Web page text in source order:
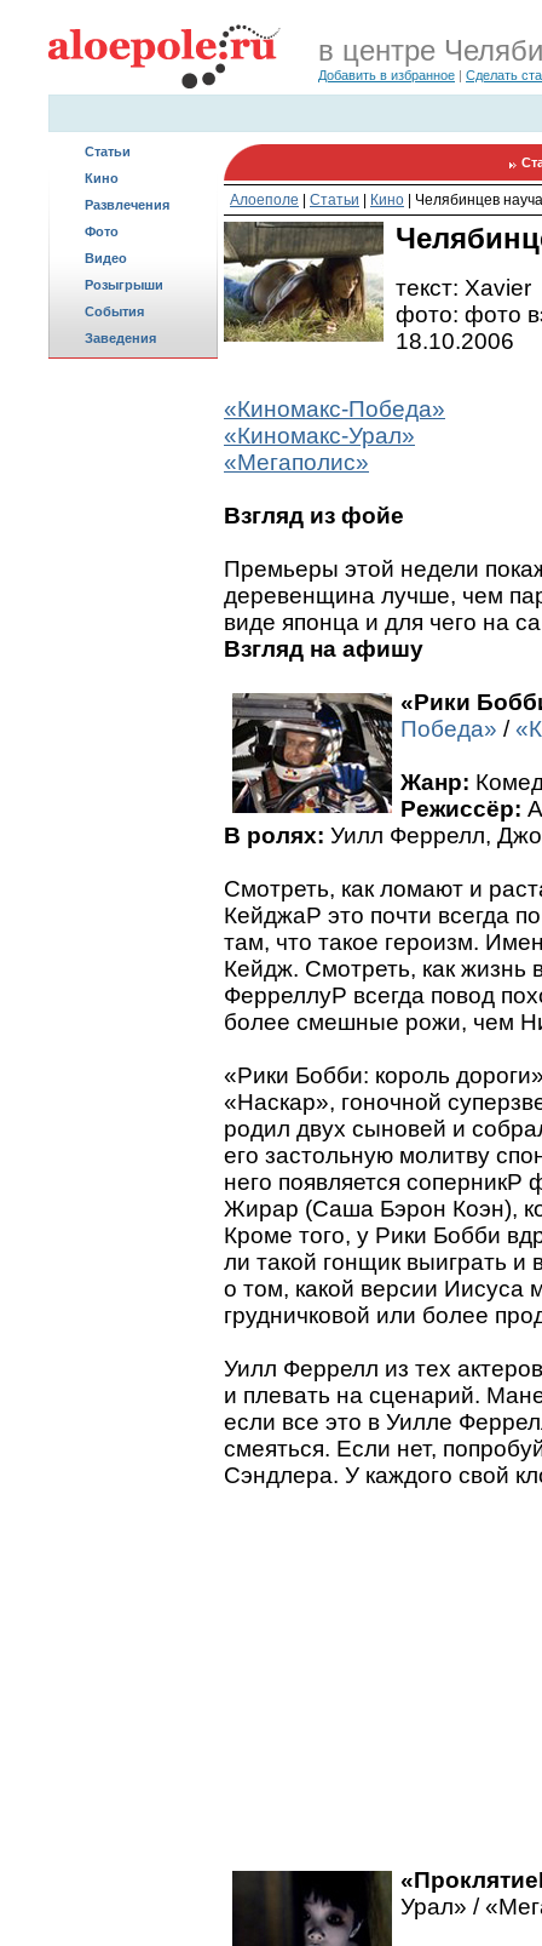
в центре
Добавить в избранное | Сделать
Статьи
Кино
Развлечения
Фото
Видео
Розыгрыши
События
Заведения
Алоеполе Статьи Кино Челябинцев
текст: Xavier
фото: фото
18.10.2006
«Киномакс-Победа»
«Киномакс-Урал»
«Мегаполис»
Взгляд из фойе
Премьеры этой недели
деревенщина лучше, чем
виде японца и для чего на
Взгляд на афишу
«Рики
Победа» /
Жанр:
Режиссёр:
В ролях: Уилл Феррелл,
Смотреть, как ломают и
КейджаP это почти всегда
там, что такое героизм.
Кейдж. Смотреть, как жизнь
ФерреллуP всегда повод
более смешные рожи, чем
«Рики Бобби: король
«Наскар», гоночной
родил двух сыновей и
его застольную молитву
него появляется
Жирар (Саша Бэрон Коэн),
Кроме того, у Рики Бобби
ли такой гонщик выиграть
о том, какой версии Иисуса
грудничковой или более
Уилл Феррелл из тех
и плевать на сценарий.
если все это в Уилле
смеяться. Если нет,
Сэндлера. У каждого свой
Урал» /